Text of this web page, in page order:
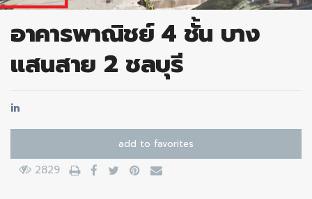
อาคารพาณิชย์ 4 ชั้น บาง
แสนสาย 2 ชลบุรี
in
add to favorites
2829